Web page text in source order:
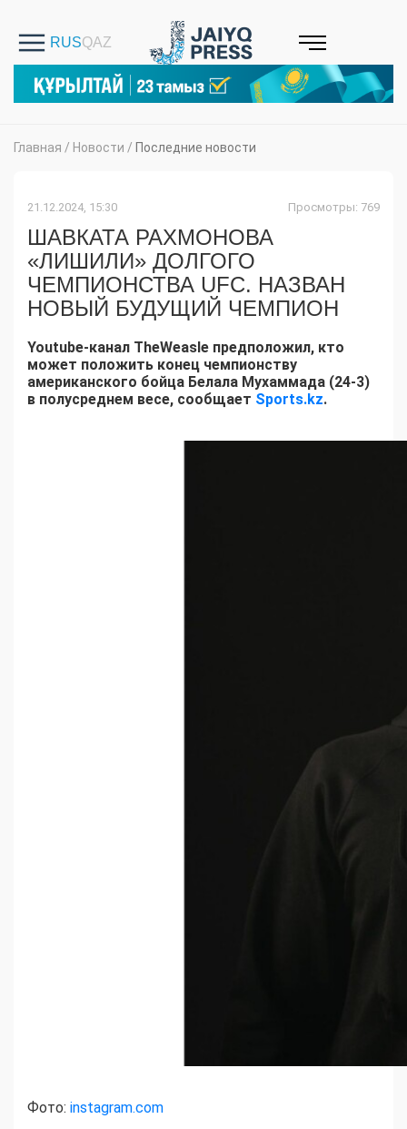
Главная / Новости / Последние новости
21.12.2024, 15:30 Просмотры: 769
ШАВКАТА РАХМОНОВА
«ЛИШИЛИ» ДОЛГОГО
ЧЕМПИОНСТВА UFC. НАЗВАН
НОВЫЙ БУДУЩИЙ ЧЕМПИОН
Youtube-канал TheWeasle предположил, кто
может положить конец чемпионству
американского бойца Белала Мухаммада (24-3)
в полусреднем весе, сообщает Sports.kz.
Фото: instagram.com